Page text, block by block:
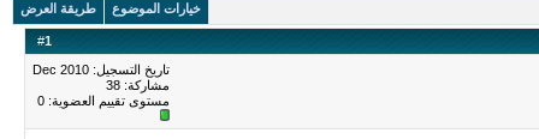
خيارات الموضوع طريقة العرض
#1
تاريخ التسجيل: Dec 2010
مشاركة: 38
مستوى تقييم العضوية: 0